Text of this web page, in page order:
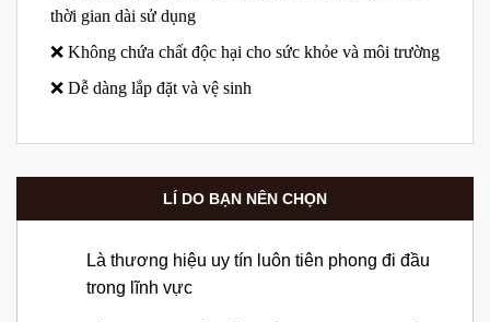
thời gian dài sử dụng
❌ Không chứa chất độc hại cho sức khỏe và môi trường
❌ Dễ dàng lắp đặt và vệ sinh
LÍ DO BẠN NÊN CHỌN
Là thương hiệu uy tín luôn tiên phong đi đầu
trong lĩnh vực